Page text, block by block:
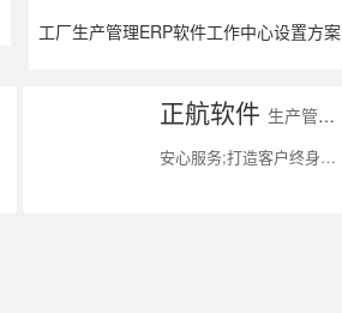
工厂生产管理ERP软件工作中心设置方案
正航软件 生产管理系统
安心服务;打造客户终身价值